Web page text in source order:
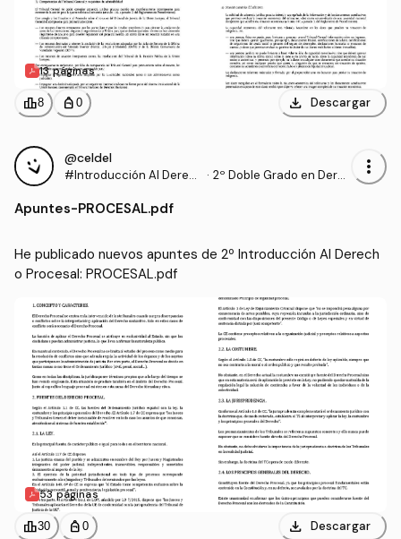
13 páginas
leaderboard8 personal_bag 0 download Descargar
@celdel
#Introducción Al Derec
· 2º Doble Grado en Dere
more_vert
Apuntes-PROCESAL.pdf
He publicado nuevos apuntes de 2º Introducción Al Derech
o Procesal: PROCESAL.pdf
53 páginas
leaderboard30 personal_bag 0 download Descargar